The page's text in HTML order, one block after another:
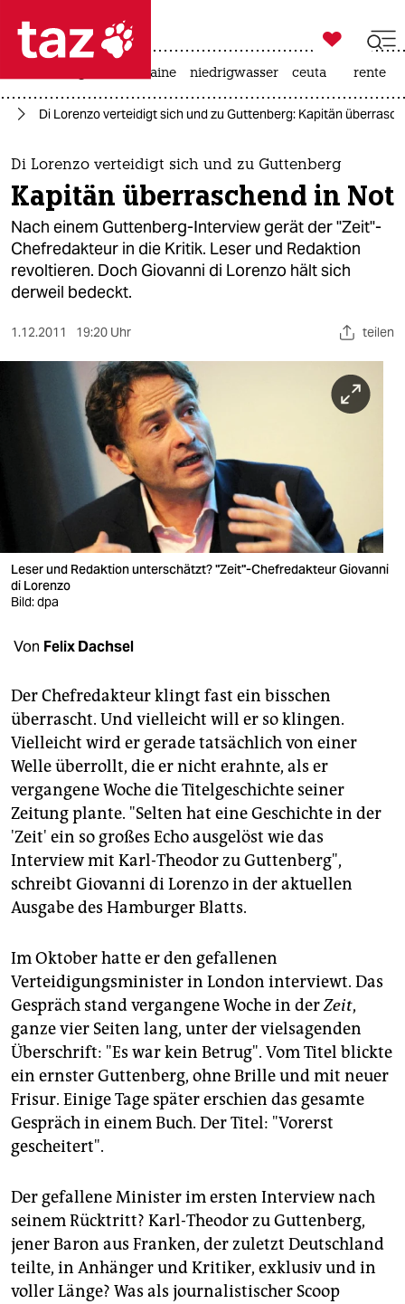
 taz zahl ich
taz zahl ich
themen
politik
öko
gesellschaft
kultur
sport
verlag
verlag
veranstaltungen
unterstützen
abo
genossenschaft
epaper login

taz zahl ich
krieg in der ukraine niedrigwasser ceuta rente
Di Lorenzo verteidigt sich und zu Guttenberg: Kapitän
Di Lorenzo verteidigt sich und zu Guttenberg
Kapitän überraschend in Not
Nach einem Guttenberg-Interview gerät der "Zeit"-
Chefredakteur in die Kritik. Leser und Redaktion
revoltieren. Doch Giovanni di Lorenzo hält sich
derweil bedeckt.
1.12.2011 19:20 Uhr teilen
Leser und Redaktion unterschätzt? "Zeit"-Chefredakteur Giovanni
di Lorenzo
Bild: dpa
Von Felix Dachsel
Der Chefredakteur klingt fast ein bisschen
überrascht. Und vielleicht will er so klingen.
Vielleicht wird er gerade tatsächlich von einer
Welle überrollt, die er nicht erahnte, als er
vergangene Woche die Titelgeschichte seiner
Zeitung plante. "Selten hat eine Geschichte in der
'Zeit' ein so großes Echo ausgelöst wie das
Interview mit Karl-Theodor zu Guttenberg",
schreibt Giovanni di Lorenzo in der aktuellen
Ausgabe des Hamburger Blatts.
Im Oktober hatte er den gefallenen
Verteidigungsminister in London interviewt. Das
Gespräch stand vergangene Woche in derZeit,
ganze vier Seiten lang, unter der vielsagenden
Überschrift: "Es war kein Betrug". Vom Titel blickte
ein ernster Guttenberg, ohne Brille und mit neuer
Frisur. Einige Tage später erschien das gesamte
Gespräch in einem Buch. Der Titel: "Vorerst
gescheitert".
Der gefallene Minister im ersten Interview nach
seinem Rücktritt? Karl-Theodor zu Guttenberg,
jener Baron aus Franken, der zuletzt Deutschland
teilte, in Anhänger und Kritiker, exklusiv und in
voller Länge? Was als journalistischer Scoop